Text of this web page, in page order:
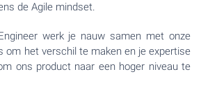
de Agile mindset.
werk je nauw samen met onze
om het verschil te maken en je expertise
ons product naar een hoger niveau te